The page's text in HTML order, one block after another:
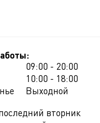
09:00 - 20:00
10:00 - 18:00
Выходной
вторник